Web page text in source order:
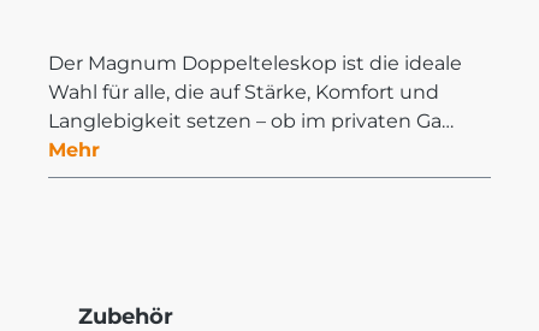
Der Magnum Doppelteleskop ist die ideale
Wahl für alle, die auf Stärke, Komfort und
Langlebigkeit setzen – ob im privaten Ga…
Mehr
Produktgalerie überspringen
Zubehör